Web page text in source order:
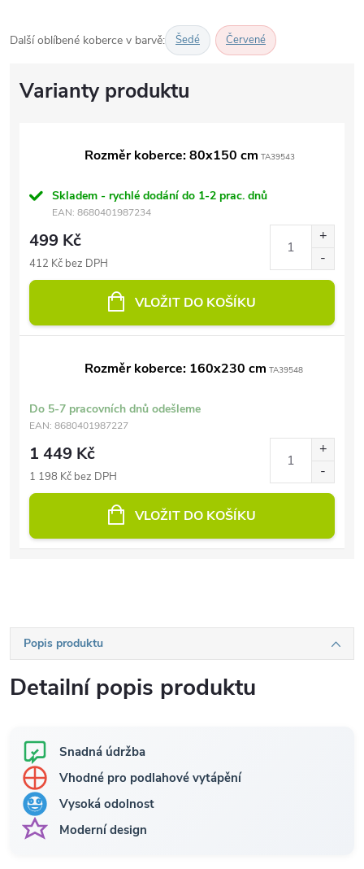
Další oblíbené koberce v barvě: Šedé Červené
Rozměr koberce: 80x150 cm TA39543
Skladem - rychlé dodání do 1-2 prac. dnů
EAN: 8680401987234
499 Kč
412 Kč bez DPH
VLOŽIT DO KOŠÍKU
Rozměr koberce: 160x230 cm TA39548
Do 5-7 pracovních dnů odešleme
EAN: 8680401987227
1 449 Kč
1 198 Kč bez DPH
VLOŽIT DO KOŠÍKU
Popis produktu
Detailní popis produktu
Snadná údržba
Vhodné pro podlahové vytápění
Vysoká odolnost
Moderní design